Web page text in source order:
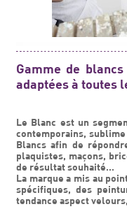
Gamme de
adaptées à toutes
Le Blanc est un
contemporains,
Blancs afin de
plaquistes, maçons,
de résultat souhaité…
La marque a mis au
spécifiques, des
tendance aspect